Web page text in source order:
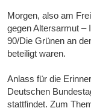
Morgen, also am
gegen Altersarmut –
90/Die Grünen an
beteiligt waren.
Anlass für die
Deutschen
stattfindet. Zum